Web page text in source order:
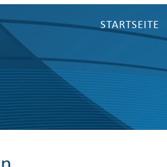
STARTSEITE